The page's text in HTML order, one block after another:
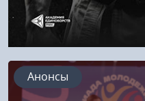
Анонсы